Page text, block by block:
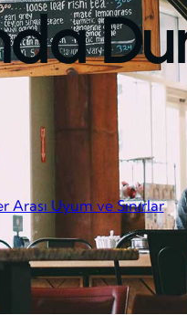
Arası Uyum ve Sınırlar